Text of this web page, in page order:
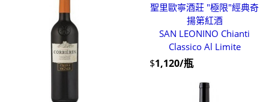
聖里歐寧酒莊 "極限"經典奇
揚第紅酒
SAN LEONINO Chianti
Classico Al Limite
$1,120/瓶